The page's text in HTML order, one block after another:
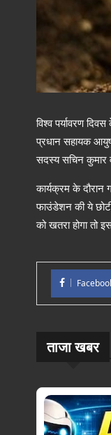
विश्व पर्यावरण
प्रधान सहायक
सदस्य सचिन कुमार
कार्यक्रम के
फाउंडेशन की ये
को खतरा होगा तो
ताजा खबर